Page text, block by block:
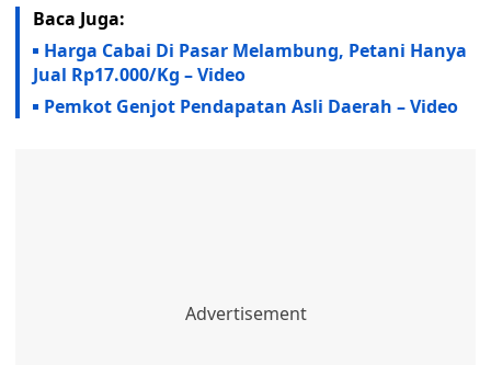
Baca Juga:
Harga Cabai Di Pasar Melambung, Petani Hanya
Jual Rp17.000/Kg – Video
Pemkot Genjot Pendapatan Asli Daerah – Video